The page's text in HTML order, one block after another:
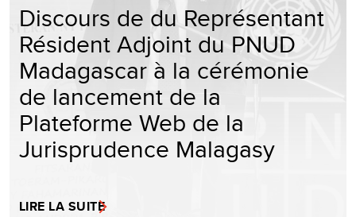
Discours de du Représentant
Résident Adjoint du PNUD
Madagascar à la cérémonie
de lancement de la
Plateforme Web de la
Jurisprudence Malagasy
LIRE LA SUITE